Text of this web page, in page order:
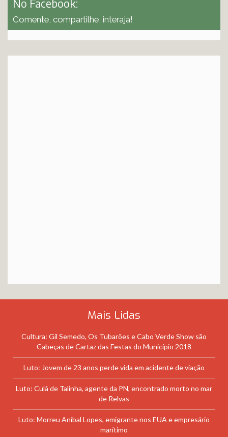
No Facebook:
Comente, compartilhe, interaja!
Mais Lidas
Cultura: Gil Semedo, Os Tubarões e Cabo Verde Show são
Cabeças de Cartaz das Festas do Município 2018
Luto: Jovem de 23 anos perde vida em acidente de viação
Luto: Culá de Talinha, agente da PN, encontrado morto no mar
de Relvas
Luto: Morreu Aníbal Lopes, emigrante nos EUA e empresário
marítimo